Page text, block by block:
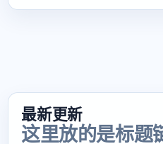
最新更新
这里放的是标题